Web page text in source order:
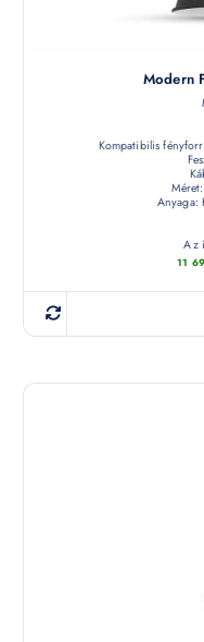
Modern
Kompatibilis
Anyaga:
Az
11